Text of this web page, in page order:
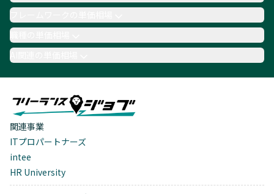
職種の単価相場
AI関連の単価相場
関連事業
ITプロパートナーズ
intee
HR University